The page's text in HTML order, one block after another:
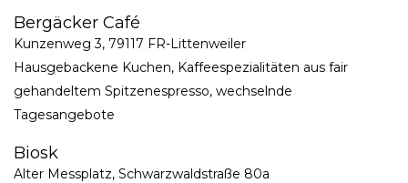
Bergäcker Café
Kunzenweg 3, 79117 FR-Littenweiler
Hausgebackene Kuchen, Kaffeespezialitäten aus fair
gehandeltem Spitzenespresso, wechselnde
Tagesangebote
Biosk
Alter Messplatz, Schwarzwaldstraße 80a